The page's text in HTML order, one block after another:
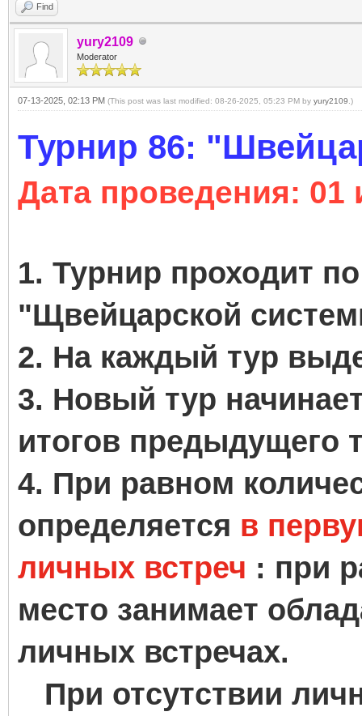
Find
yury2109
Moderator
07-13-2025, 02:13 PM (This post was last modified: 08-26-2025, 05:23 PM by yury2109 .)
Турнир 86:
Дата проведения: 01
1. Турнир проходит
"Щвейцарской
2. На каждый тур
3. Новый тур
итогов предыдущего
4. При равном
определяется в
личных встреч : при
место занимает
личных встречах.
При отсутствии